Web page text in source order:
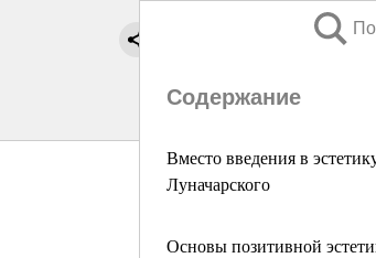
Содержание
Вместо введения в
Луначарского
Основы позитивной